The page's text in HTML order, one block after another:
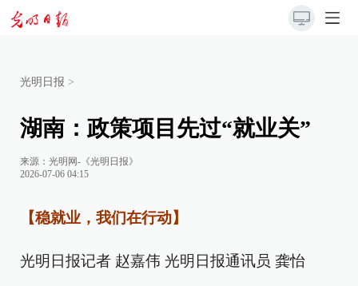
光明日报 >
湖南：政策项目先过“就业关”
来源： 光明网-《光明日报》
2026-07-06 04:15
【稳就业，我们在行动】
光明日报记者 赵嘉伟 光明日报通讯员 龚怡